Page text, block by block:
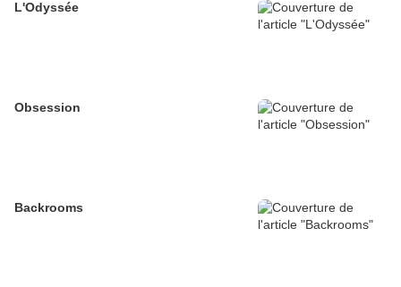
L'Odyssée
Obsession
Backrooms